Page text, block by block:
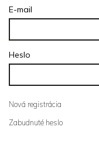
E-mail
Heslo
Nová registrácia
Zabudnuté heslo